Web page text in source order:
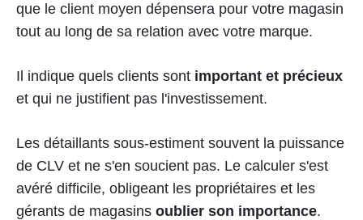
que le client moyen dépensera pour votre magasin
tout au long de sa relation avec votre marque.
Il indique quels clients sont important et précieux
et qui ne justifient pas l'investissement.
Les détaillants sous-estiment souvent la puissance
de CLV et ne s'en soucient pas. Le calculer s'est
avéré difficile, obligeant les propriétaires et les
gérants de magasins oublier son importance.